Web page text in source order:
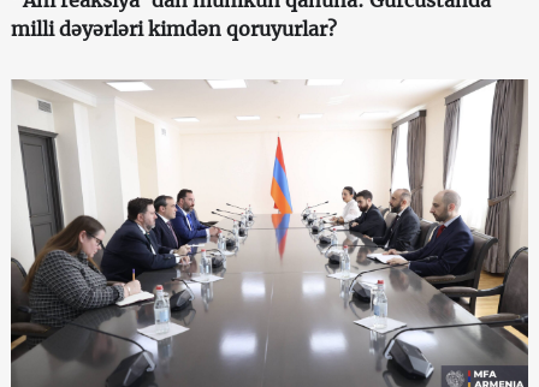
milli dəyərləri kimdən qoruyurlar?